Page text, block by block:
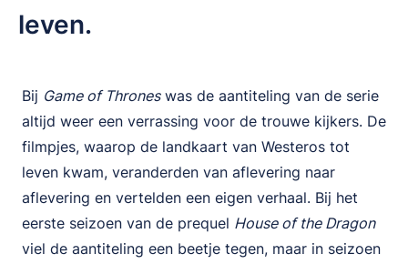
leven.
Bij Game of Throneswas de aantiteling van de serie
altijd weer een verrassing voor de trouwe kijkers. De
filmpjes, waarop de landkaart van Westeros tot
leven kwam, veranderden van aflevering naar
aflevering en vertelden een eigen verhaal. Bij het
eerste seizoen van de prequel House of the Dragon
viel de aantiteling een beetje tegen, maar in seizoen